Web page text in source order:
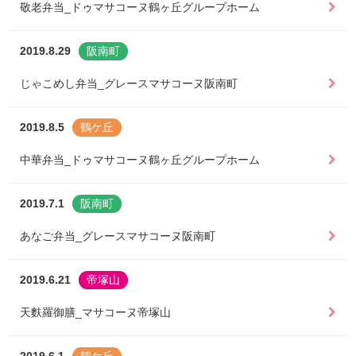
敬老弁当_ドゥマサコーヌ鶴ヶ丘グループホーム
2019.8.29 阪南町
じゃこめし弁当_グレースマサコーヌ阪南町
2019.8.5 鶴ケ丘
中華弁当_ドゥマサコーヌ鶴ヶ丘グループホーム
2019.7.1 阪南町
あなご弁当_グレースマサコーヌ阪南町
2019.6.21 帝塚山
天麩羅御膳_マサコーヌ帝塚山